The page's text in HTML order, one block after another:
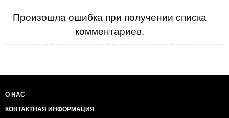
Произошла ошибка при получении списка
комментариев.
О НАС
КОНТАКТНАЯ ИНФОРМАЦИЯ